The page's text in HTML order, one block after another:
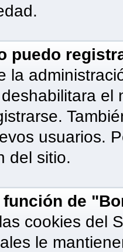
puedo
la
usuarios.
del sitio.
función de
cookies del
le